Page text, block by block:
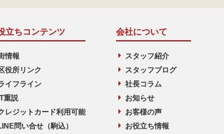
立ちコンテンツ
情報
役所リンク
イフライン
IT重説
レジットカード利用可能
問い合せ（駒込）
会社について
スタッフ紹介
スタッフブログ
社長コラム
お知らせ
お客様の声
お役立ち情報